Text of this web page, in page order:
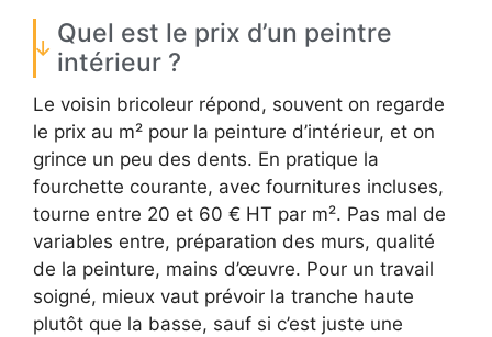
Quel est le prix d’un peintre
intérieur ?
Le voisin bricoleur répond, souvent on regarde
le prix au m² pour la peinture d’intérieur, et on
grince un peu des dents. En pratique la
fourchette courante, avec fournitures incluses,
tourne entre 20 et 60 € HT par m². Pas mal de
variables entre, préparation des murs, qualité
de la peinture, mains d’œuvre. Pour un travail
soigné, mieux vaut prévoir la tranche haute
plutôt que la basse, sauf si c’est juste une